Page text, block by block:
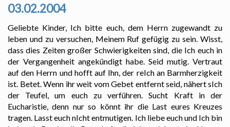
03.02.2004
Geliebte Kinder, Ich bitte euch, dem Herrn zugewandt zu
leben und zu versuchen, Meinem Ruf gefügig zu sein. Wisst,
dass dies Zeiten großer Schwierigkeiten sind, die Ich euch in
der Vergangenheit angekündigt habe. Seid mutig. Vertraut
auf den Herrn und hofft auf Ihn, der reIch an Barmherzigkeit
ist. Betet. Wenn ihr weit vom Gebet entfernt seid, nähert sIch
der Teufel, um euch zu verführen. Sucht Kraft in der
Eucharistie, denn nur so könnt ihr die Last eures Kreuzes
tragen. Lasst euch nIcht entmutigen. Ich liebe euch und Ich bin